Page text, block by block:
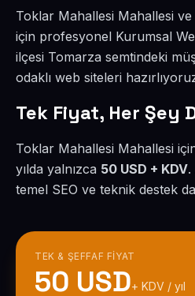
Toklar Mahallesi Mahallesi
için profesyonel Kurumsal
ilçesi Tomarza semtindeki
odaklı web siteleri
Tek Fiyat, Her Şey
Toklar Mahallesi Mahallesi
yılda yalnızca 50 USD + KDV.
temel SEO ve teknik destek
TEK & ŞEFFAF FIYAT
50 USD+ KDV / yıl